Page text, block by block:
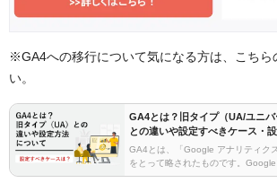
※GA4への移行について気になる方は、こちら
い。
GA4とは？旧タイプ（UA/ユニバ
との違いや設定すべきケース・
GA4とは、「Google アナリティク
をとって略されたものです。
た新しいシステムで、従来の